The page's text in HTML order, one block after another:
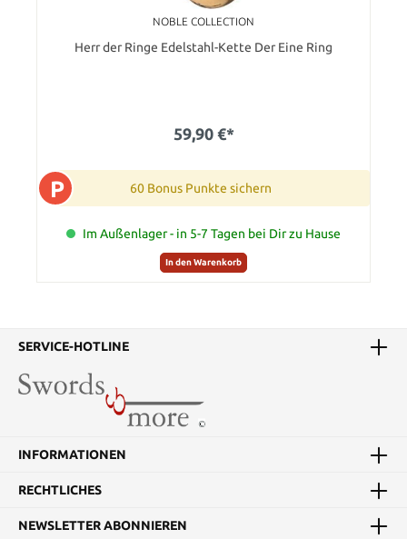
NOBLE COLLECTION
Herr der Ringe Edelstahl-Kette Der Eine Ring
59,90 €*
P 60 Bonus Punkte sichern
Im Außenlager - in 5-7 Tagen bei Dir zu Hause
In den Warenkorb
SERVICE-HOTLINE
INFORMATIONEN
RECHTLICHES
NEWSLETTER ABONNIEREN